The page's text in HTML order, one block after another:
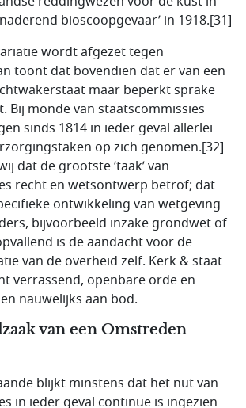
bioscoopgevaar’ in 1918.[31]
wordt afgezet tegen
toont dat bovendien dat er van een
maar beperkt sprake
Bij monde van staatscommissies
sinds 1814 in ieder geval allerlei
op zich genomen.[32]
dat de grootste ‘taak’ van
recht en wetsontwerp betrof; dat
ontwikkeling van wetgeving
bijvoorbeeld inzake grondwet of
is de aandacht voor de
van de overheid zelf. Kerk & staat
verrassend, openbare orde en
nauwelijks aan bod.
van een Omstreden
blijkt minstens dat het nut van
in ieder geval continue is ingezien